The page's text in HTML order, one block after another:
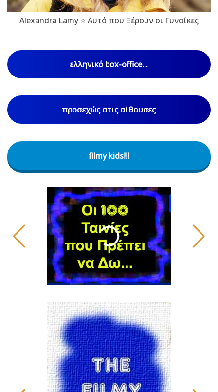
Alexandra Lamy ⭐ Αυτό που Ξέρουν οι Γυναίκες
ελληνικό box-office...
προσεχώς στις αίθουσες
filmy kids!!!